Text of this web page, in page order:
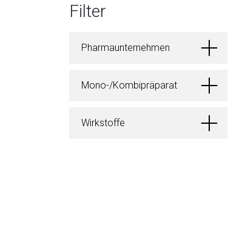
Filter
Pharmaunternehmen
Mono-/Kombipräparat
Wirkstoffe